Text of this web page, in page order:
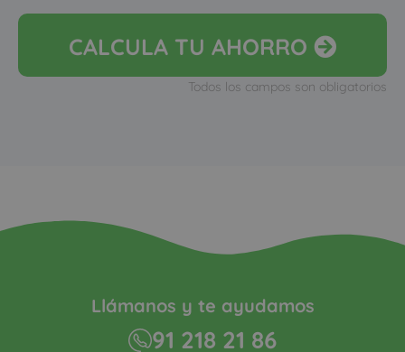
CALCULA TU AHORRO
Todos los campos son obligatorios
Llámanos y te ayudamos
91 218 21 86